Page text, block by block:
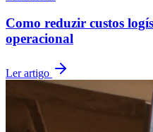
Como reduzir custos
operacional
Ler artigo